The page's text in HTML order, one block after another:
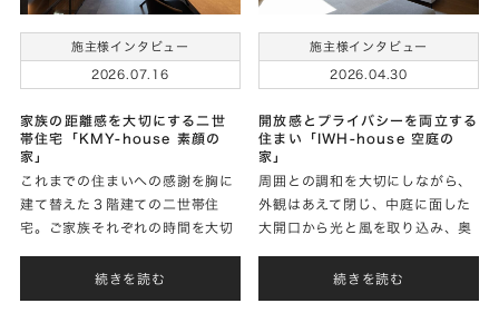
施主様インタビュー
2026.07.16
家族の距離感を大切にする二世
帯住宅「KMY-house 素顔の
家」
これまでの住まいへの感謝を胸に
建て替えた３階建ての二世帯住
宅。ご家族それぞれの時間を大切
ルライクな暮らしを実現されたＹ
さまに家づくりのお話をお聞きし
続きを読む
施主様インタビュー
2026.04.30
開放感とプライバシーを両立する
住まい「IWH-house 空庭の
家」
周囲との調和を大切にしながら、
外観はあえて閉じ、中庭に面した
大開口から光と風を取り込み、奥
されたＨさまに家づくりのお話を
お聞きしました。
続きを読む